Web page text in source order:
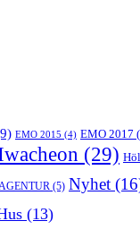
EMO 2015 (4) EMO 2017
(29)
(5) Nyhet
(13)